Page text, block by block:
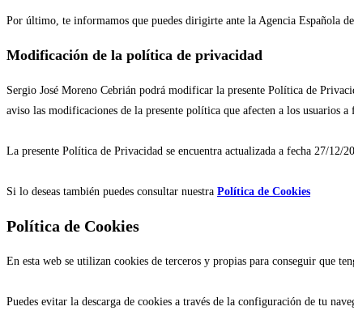
Por último, te informamos que puedes dirigirte ante la Agencia Española
Modificación de la política de privacidad
Sergio José Moreno Cebrián podrá modificar la presente Política de
aviso las modificaciones de la presente política que afecten a los usuarios a
La presente Política de Privacidad se encuentra actualizada a fecha 27/12/
Si lo deseas también puedes consultar nuestra Política de Cookies
Política de Cookies
En esta web se utilizan cookies de terceros y propias para conseguir que
Puedes evitar la descarga de cookies a través de la configuración de tu